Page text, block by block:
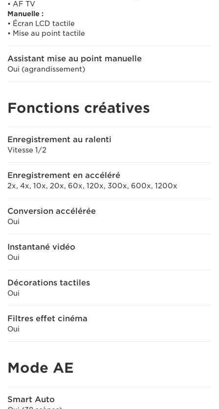
• AF TV
Manuelle :
• Écran LCD tactile
• Mise au point tactile
Assistant mise au point manuelle
Oui (agrandissement)
Fonctions créatives
Enregistrement au ralenti
Vitesse 1/2
Enregistrement en accéléré
2x, 4x, 10x, 20x, 60x, 120x, 300x, 600x, 1200x
Conversion accélérée
Oui
Instantané vidéo
Oui
Décorations tactiles
Oui
Filtres effet cinéma
Oui
Mode AE
Smart Auto